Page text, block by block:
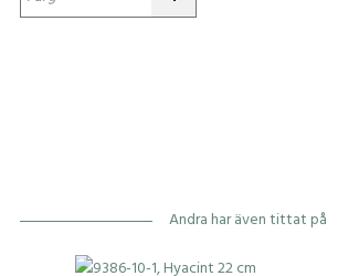
Andra har även tittat på